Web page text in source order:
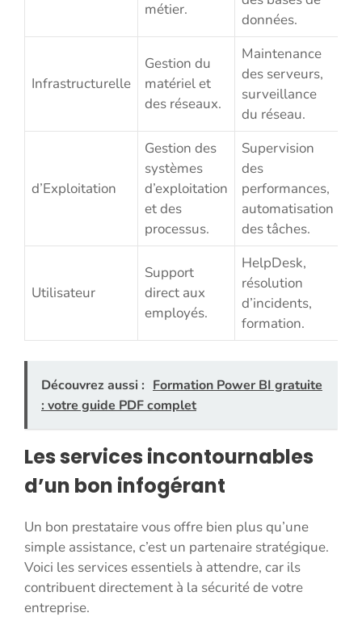
métier.
données.
Infrastructurelle
Gestion du
matériel et
des réseaux.
Maintenance
des serveurs,
surveillance
du réseau.
d’Exploitation
Gestion des
systèmes
d’exploitation
et des
processus.
Supervision
des
performances,
automatisation
des tâches.
Utilisateur
Support
direct aux
employés.
HelpDesk,
résolution
d’incidents,
formation.
Découvrez aussi : Formation Power BI gratuite
: votre guide PDF complet
Les services incontournables
d’un bon infogérant
Un bon prestataire vous offre bien plus qu’une
simple assistance, c’est un partenaire stratégique.
Voici les services essentiels à attendre, car ils
contribuent directement à la sécurité de votre
entreprise.